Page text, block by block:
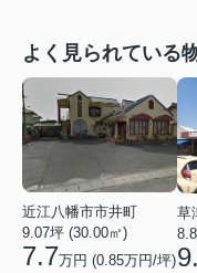
よく見られている
近江八幡市市井町
9.07坪 (30.00㎡)
7.7万円 (0.85万円/坪)
草